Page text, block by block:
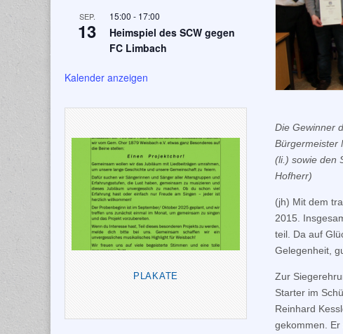
Die Gewinner
Bürgermeister
(li.) sowie den
Hofherr)
(jh) Mit dem
2015.
teil. Da auf
Gelegenheit,
Zur
Starter im
Reinhard
gekommen.
SEP.
13
15:00 - 17:00
Heimspiel des SCW gegen
FC Limbach
Kalender anzeigen
PLAKATE